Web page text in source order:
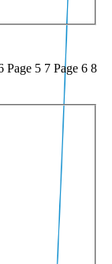
Page 5 7 Page 6 8